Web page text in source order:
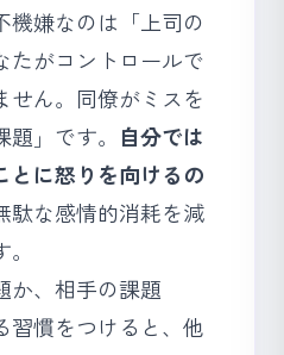
機嫌なのは「上司の
たがコントロールで
せん。同僚がミスを
」です。 自分では
とに怒りを向けるの
駄な感情的消耗を減
か、相手の課題
習慣をつけると、他